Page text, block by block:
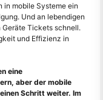
in mobile Systeme ein
Und an lebendigen
Tickets schnell.
und Effizienz in
eine
aber der mobile
Schritt weiter. Im